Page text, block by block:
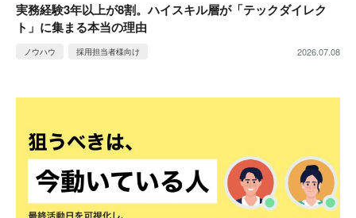
実務経験3年以上が8割。ハイスキル層が「テックダイレク
ト」に集まる本当の理由
ノウハウ 採用担当者様向け 2026.07.08